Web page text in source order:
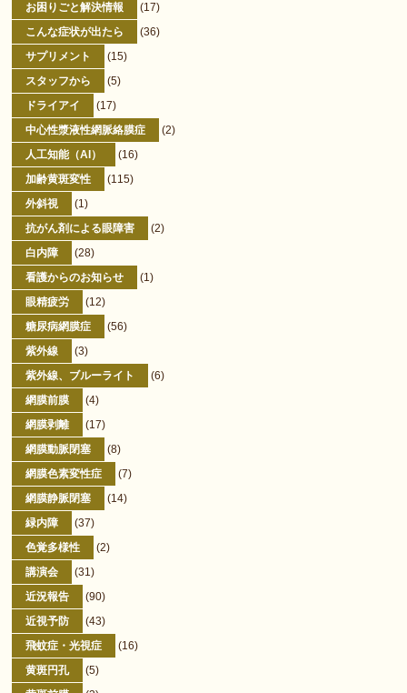
お困りごと解決情報
(17)
こんな症状が出たら
(36)
サプリメント
(15)
スタッフから
(5)
ドライアイ
(17)
中心性漿液性網脈絡膜症
(2)
人工知能（AI）
(16)
加齢黄斑変性
(115)
外斜視
(1)
抗がん剤による眼障害
(2)
白内障
(28)
看護からのお知らせ
(1)
眼精疲労
(12)
糖尿病網膜症
(56)
紫外線
(3)
紫外線、ブルーライト
(6)
網膜前膜
(4)
網膜剥離
(17)
網膜動脈閉塞
(8)
網膜色素変性症
(7)
網膜静脈閉塞
(14)
緑内障
(37)
色覚多様性
(2)
講演会
(31)
近況報告
(90)
近視予防
(43)
飛蚊症・光視症
(16)
黄斑円孔
(5)